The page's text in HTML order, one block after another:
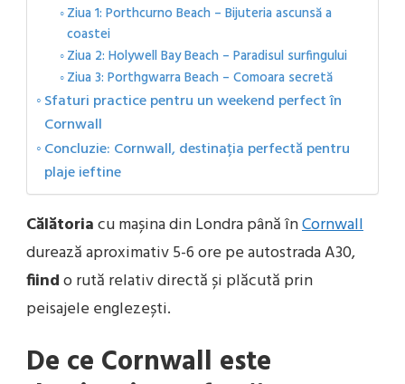
Ziua 1: Porthcurno Beach – Bijuteria ascunsă a
coastei
Ziua 2: Holywell Bay Beach – Paradisul surfingului
Ziua 3: Porthgwarra Beach – Comoara secretă
Sfaturi practice pentru un weekend perfect în
Cornwall
Concluzie: Cornwall, destinația perfectă pentru
plaje ieftine
Călătoriacu mașina din Londra până înCornwall
durează aproximativ 5-6 ore pe autostrada A30,
fiindo rută relativ directă și plăcută prin
peisajele englezești.
De ce Cornwall este